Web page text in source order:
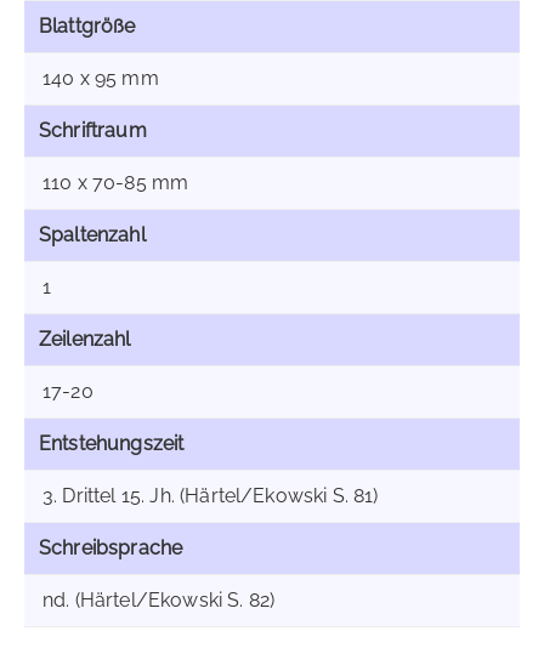
Blattgröße
140 x 95 mm
Schriftraum
110 x 70-85 mm
Spaltenzahl
1
Zeilenzahl
17-20
Entstehungszeit
3. Drittel 15. Jh. (Härtel/Ekowski S. 81)
Schreibsprache
nd. (Härtel/Ekowski S. 82)